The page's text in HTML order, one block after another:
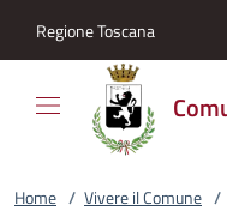
Regione Toscana
Home / Vivere il Comune /